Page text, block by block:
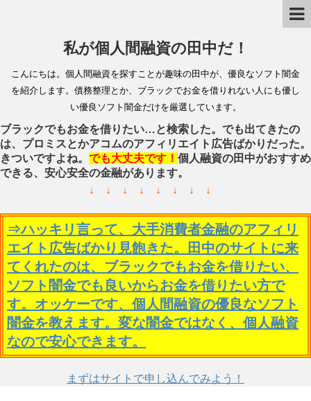
私が個人間融資の田中だ！
こんにちは。個人間融資を探すことが趣味の田中が、優良なソフト闇金
を紹介します。債務整理とか、ブラックでお金を借りれない人にも優し
い優良ソフト闇金だけを厳選しています。
ブラックでもお金を借りたい…と検索した。でも出てきたの
は、プロミスとかアコムのアフィリエイト広告ばかりだった。
きついですよね。 でも大丈夫です！ 個人融資の田中がおすすめ
できる、安心安全の金融があります。
↓ ↓ ↓ ↓ ↓ ↓ ↓ ↓
⇒ハッキリ言って、大手消費者金融のアフィリ
エイト広告ばかり見飽きた。田中のサイトに来
てくれたのは、ブラックでもお金を借りたい、
ソフト闇金でも良いからお金を借りたい方で
す。オッケーです、個人間融資の優良なソフト
闇金を教えます。変な闇金ではなく、個人融資
なので安心できます。
まずはサイトで申し込んでみよう！